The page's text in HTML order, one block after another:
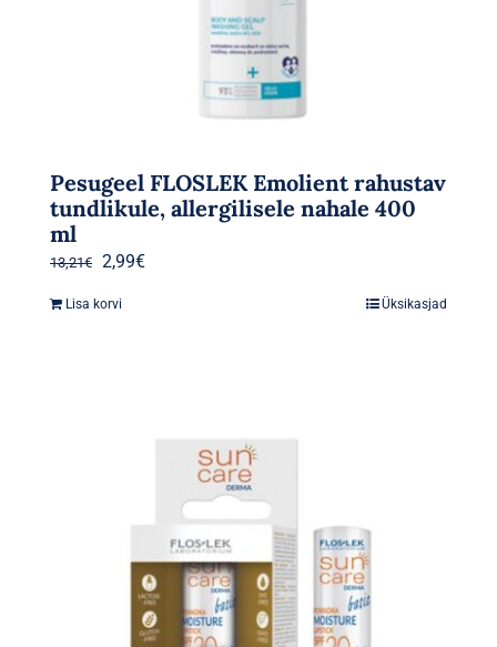
Pesugeel FLOSLEK Emolient rahustav
tundlikule, allergilisele nahale 400
ml
13,21€ Algne
2,99€Praegune
Lisa korvi Üksikasjad